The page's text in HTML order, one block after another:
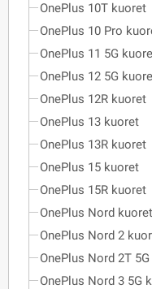
OnePlus 10T kuoret
OnePlus 10 Pro
OnePlus 11 5G
OnePlus 12 5G
OnePlus 12R kuoret
OnePlus 13 kuoret
OnePlus 13R kuoret
OnePlus 15 kuoret
OnePlus 15R kuoret
OnePlus Nord kuoret
OnePlus Nord 2
OnePlus Nord 2T
OnePlus Nord 3 5G